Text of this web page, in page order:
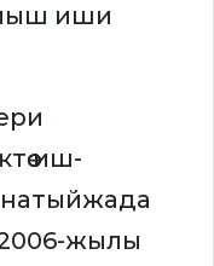
иши
иш-
натыйжада
жылы